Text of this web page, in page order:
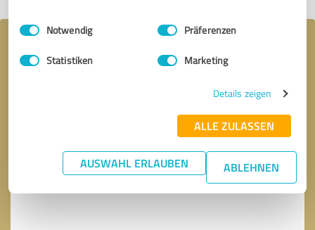
Impressum Datenschutzbestimmungen
Einwilligungsauswahl
Notwendig Präferenzen
Statistiken Marketing
Details zeigen
ALLE ZULASSEN
AUSWAHL ERLAUBEN ABLEHNEN
Designtante